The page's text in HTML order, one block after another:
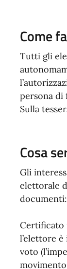
Come
Tutti gli
persona di
Sulla
Cosa
Gli
elettorale
documenti:
Certificato
l’elettore
voto